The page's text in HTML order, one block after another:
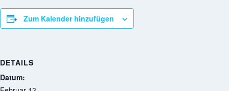
Zum Kalender hinzufügen
DETAILS
Datum: